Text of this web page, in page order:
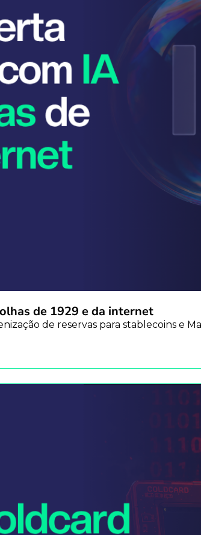
de 1929 e da internet
de reservas para stablecoins